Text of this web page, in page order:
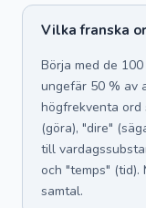
Vilka franska
Börja med de
ungefär 50 % av
högfrekventa ord
(göra), "dire"
till
och "temps"
samtal.